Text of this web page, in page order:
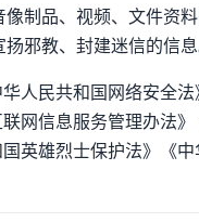
制品、视频、文件资料
邪教、封建迷信的信息
人民共和国网络安全
网信息服务管理办法
英雄烈士保护法》《